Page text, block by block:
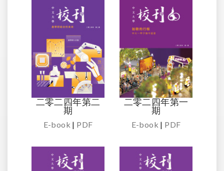
二零二四年第二
期
E-book | PDF
二零二四年第一
期
E-book | PDF